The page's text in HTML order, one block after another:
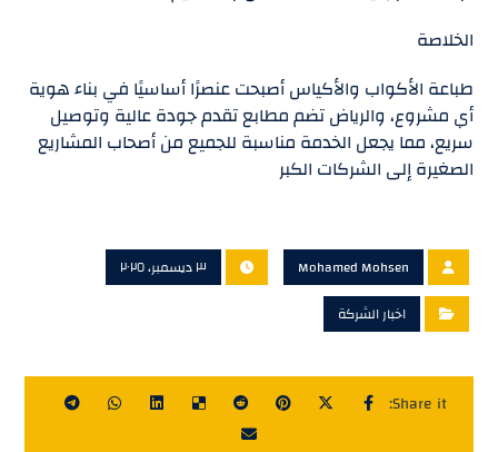
الخلاصة
طباعة الأكواب والأكياس أصبحت عنصرًا أساسيًا في بناء هوية
أي مشروع، والرياض تضم مطابع تقدم جودة عالية وتوصيل
سريع، مما يجعل الخدمة مناسبة للجميع من أصحاب المشاريع
الصغيرة إلى الشركات الكبر
Mohamed Mohsen
٣ ديسمبر، ٢٠٢٥
اخبار الشركة